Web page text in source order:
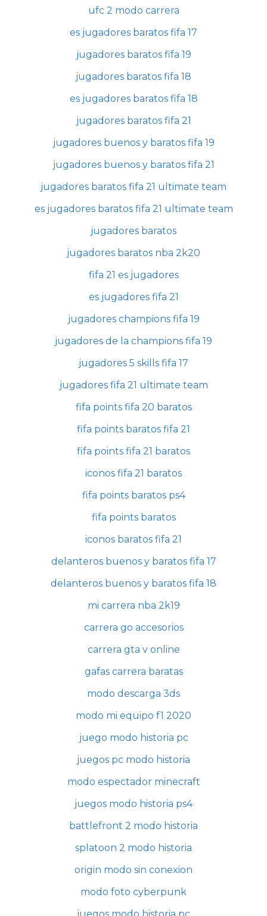
ufc 2 modo carrera
es jugadores baratos fifa 17
jugadores baratos fifa 19
jugadores baratos fifa 18
es jugadores baratos fifa 18
jugadores baratos fifa 21
jugadores buenos y baratos fifa 19
jugadores buenos y baratos fifa 21
jugadores baratos fifa 21 ultimate team
es jugadores baratos fifa 21 ultimate team
jugadores baratos
jugadores baratos nba 2k20
fifa 21 es jugadores
es jugadores fifa 21
jugadores champions fifa 19
jugadores de la champions fifa 19
jugadores 5 skills fifa 17
jugadores fifa 21 ultimate team
fifa points fifa 20 baratos
fifa points baratos fifa 21
fifa points fifa 21 baratos
iconos fifa 21 baratos
fifa points baratos ps4
fifa points baratos
iconos baratos fifa 21
delanteros buenos y baratos fifa 17
delanteros buenos y baratos fifa 18
mi carrera nba 2k19
carrera go accesorios
carrera gta v online
gafas carrera baratas
modo descarga 3ds
modo mi equipo f1 2020
juego modo historia pc
juegos pc modo historia
modo espectador minecraft
juegos modo historia ps4
battlefront 2 modo historia
splatoon 2 modo historia
origin modo sin conexion
modo foto cyberpunk